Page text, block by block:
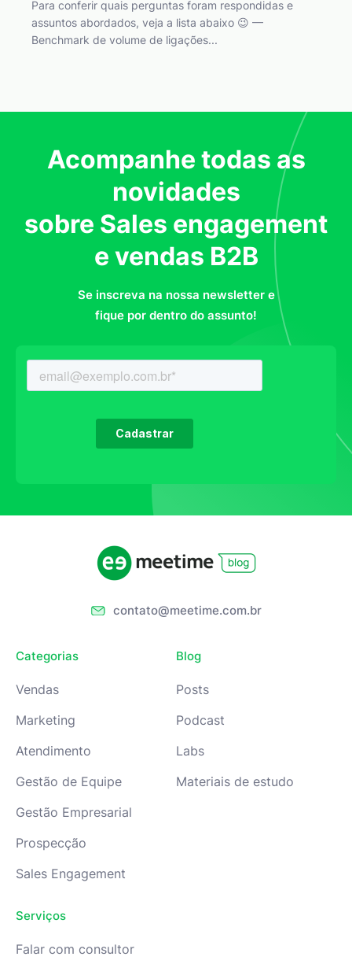
Para conferir quais perguntas foram respondidas e
assuntos abordados, veja a lista abaixo 😉 —
Benchmark de volume de ligações...
Acompanhe todas as
novidades
sobre Sales engagement
e vendas B2B
Se inscreva na nossa newsletter e
fique por dentro do assunto!
contato@meetime.com.br
Categorias
Vendas
Marketing
Atendimento
Gestão de Equipe
Gestão Empresarial
Prospecção
Sales Engagement
Blog
Posts
Podcast
Labs
Materiais de estudo
Serviços
Falar com consultor